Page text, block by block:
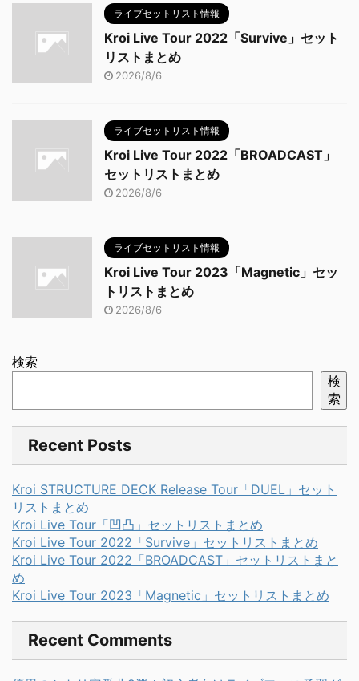
ライブセットリスト情報
Kroi Live Tour 2022「Survive」セット
リストまとめ
2026/8/6
ライブセットリスト情報
Kroi Live Tour 2022「BROADCAST」
セットリストまとめ
2026/8/6
ライブセットリスト情報
Kroi Live Tour 2023「Magnetic」セッ
トリストまとめ
2026/8/6
検索
検
索
Recent Posts
Kroi STRUCTURE DECK Release Tour「DUEL」セット
リストまとめ
Kroi Live Tour「凹凸」セットリストまとめ
Kroi Live Tour 2022「Survive」セットリストまとめ
Kroi Live Tour 2022「BROADCAST」セットリストまと
め
Kroi Live Tour 2023「Magnetic」セットリストまとめ
Recent Comments